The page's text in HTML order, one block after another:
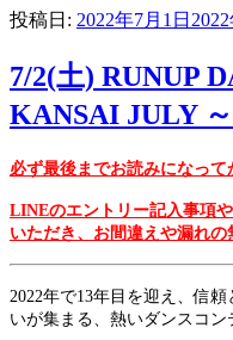
投稿日: 2022年7月1日
7/2(土) RUNUP
KANSAI JULY
必ず最後までお読みになっ
LINEのエントリー記入事項
いただき、お間違えや漏れ
2022年で13年目を迎え、信
いが集まる、熱いダンスコン